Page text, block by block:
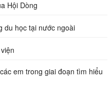
Hội Dòng
du học tại nước ngoài
em trong giai đoạn tìm hiểu